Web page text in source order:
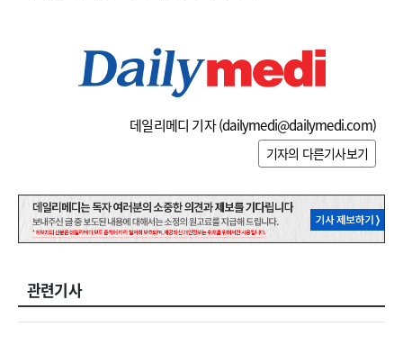
데일리메디 기자 (dailymedi@dailymedi.com)
기자의 다른기사보기
관련기사